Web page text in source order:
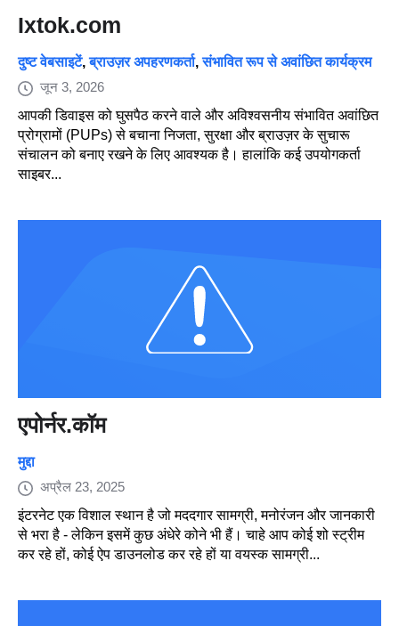
Ixtok.com
दुष्ट वेबसाइटें,ब्राउज़र अपहरणकर्ता,संभावित रूप से अवांछित कार्यक्रम
जून 3, 2026
आपकी डिवाइस को घुसपैठ करने वाले और अविश्वसनीय संभावित अवांछित
प्रोग्रामों (PUPs) से बचाना निजता, सुरक्षा और ब्राउज़र के सुचारू
संचालन को बनाए रखने के लिए आवश्यक है। हालांकि कई उपयोगकर्ता
साइबर...
एपोर्नर.कॉम
मुद्दा
अप्रैल 23, 2025
इंटरनेट एक विशाल स्थान है जो मददगार सामग्री, मनोरंजन और जानकारी
से भरा है - लेकिन इसमें कुछ अंधेरे कोने भी हैं। चाहे आप कोई शो स्ट्रीम
कर रहे हों, कोई ऐप डाउनलोड कर रहे हों या वयस्क सामग्री...